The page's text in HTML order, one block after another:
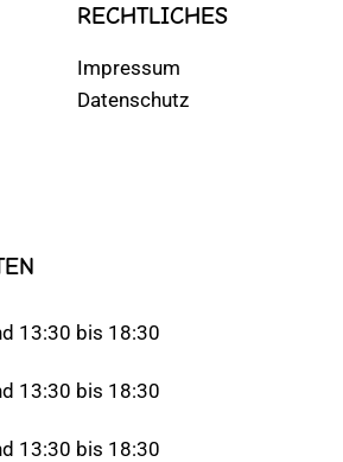
RECHTLICHES
Impressum
Datenschutz
13:30 bis 18:30
13:30 bis 18:30
13:30 bis 18:30